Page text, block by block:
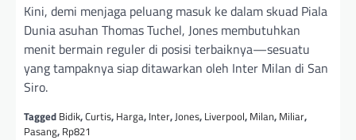
Kini, demi menjaga peluang masuk ke dalam skuad Piala
Dunia asuhan Thomas Tuchel, Jones membutuhkan
menit bermain reguler di posisi terbaiknya—sesuatu
yang tampaknya siap ditawarkan oleh Inter Milan di San
Siro.
Tagged Bidik,Curtis, Harga, Inter, Jones, Liverpool, Milan, Miliar,
Pasang, Rp821